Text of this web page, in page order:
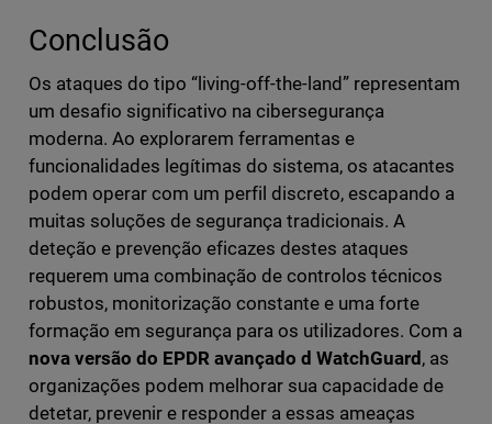
Conclusão
Os ataques do tipo “living-off-the-land” representam
um desafio significativo na cibersegurança
moderna. Ao explorarem ferramentas e
funcionalidades legítimas do sistema, os atacantes
podem operar com um perfil discreto, escapando a
muitas soluções de segurança tradicionais. A
deteção e prevenção eficazes destes ataques
requerem uma combinação de controlos técnicos
robustos, monitorização constante e uma forte
formação em segurança para os utilizadores. Com a
nova versão do EPDR avançado d WatchGuard , as
organizações podem melhorar sua capacidade de
detetar, prevenir e responder a essas ameaças